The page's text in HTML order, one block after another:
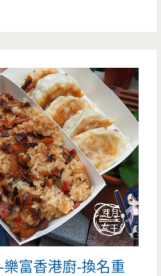
富香港廚-換名重